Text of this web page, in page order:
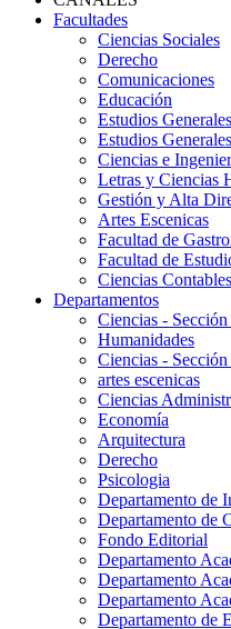
Facultades
Ciencias Sociales
Derecho
Comunicaciones
Educación
Estudios
Estudios
Ciencias e
Letras y Ciencias
Gestión y Alta
Artes Escenicas
Facultad de
Facultad de
Ciencias Contables
Departamentos
Ciencias - Sección
Humanidades
Ciencias -
artes escenicas
Ciencias
Economía
Arquitectura
Derecho
Psicologia
Departamento de
Departamento de
Fondo Editorial
Departamento
Departamento
Departamento
Departamento de